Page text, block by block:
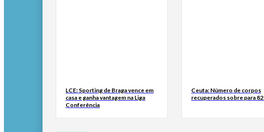
LCE: Sporting de Braga vence em
casa e ganha vantagem na Liga
Conferência
Ceuta: Número de corpos
recuperados sobre para 82